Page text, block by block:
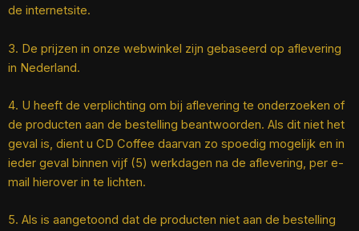
de internetsite.
3. De prijzen in onze webwinkel zijn gebaseerd op aflevering
in Nederland.
4. U heeft de verplichting om bij aflevering te onderzoeken of
de producten aan de bestelling beantwoorden. Als dit niet het
geval is, dient u CD Coffee daarvan zo spoedig mogelijk en in
ieder geval binnen vijf (5) werkdagen na de aflevering, per e-
mail hierover in te lichten.
5. Als is aangetoond dat de producten niet aan de bestelling